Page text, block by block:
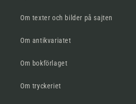
Om texter och bilder på sajten
Om antikvariatet
Om bokförlaget
Om tryckeriet